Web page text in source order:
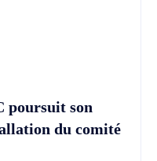
poursuit son
du comité